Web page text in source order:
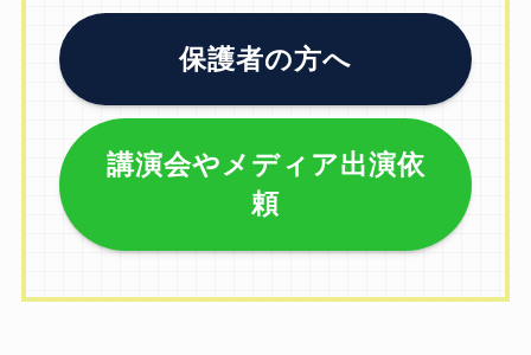
保護者の方へ
講演会やメディア出演依
頼